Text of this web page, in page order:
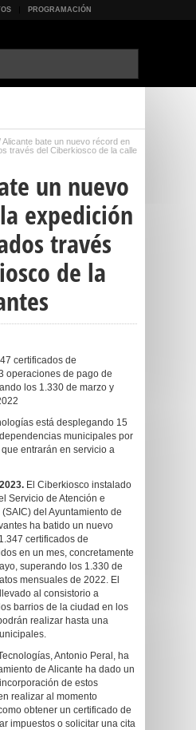
PROGRAMACIÓN
Alicante bate un nuevo récord en
través del Ciberkiosco de la calle
un nuevo
expedición
través
de la
certificados de
operaciones de pago de
los 1.330 de marzo y
está desplegando 15
municipales por
entrarán en servicio a
El Ciberkiosco instalado
Servicio de Atención e
del Ayuntamiento de
ha batido un nuevo
certificados de
en un mes, concretamente
superando los 1.330 de
mensuales de 2022. El
al consistorio a
barrios de la ciudad en los
realizar hasta una
Antonio Peral, ha
de Alicante ha dado un
de estos
realizar al momento
obtener un certificado de
impuestos o solicitar una cita